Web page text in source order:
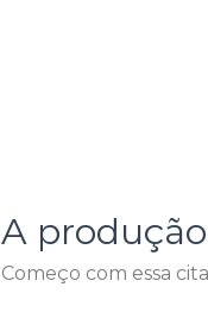
A
Começo com essa